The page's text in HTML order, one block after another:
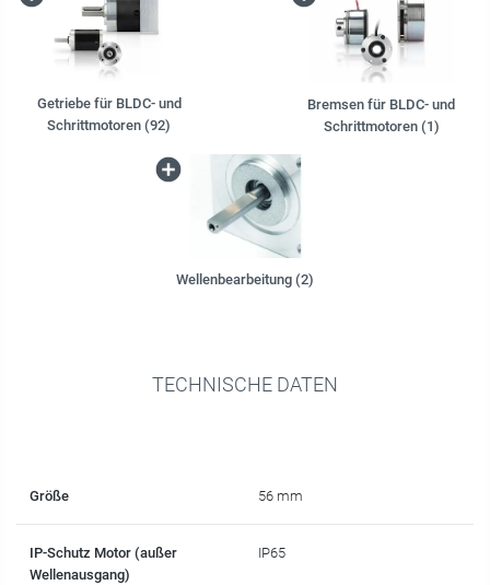
Getriebe für BLDC- und
Schrittmotoren (92)
Bremsen für BLDC- und
Schrittmotoren (1)
Wellenbearbeitung (2)
TECHNISCHE DATEN
Größe 56 mm
IP-Schutz Motor (außer
Wellenausgang)
IP65